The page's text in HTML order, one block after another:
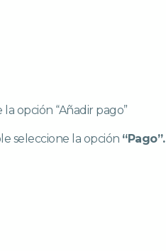
opción “Añadir pago”
seleccione la opción “Pago”.